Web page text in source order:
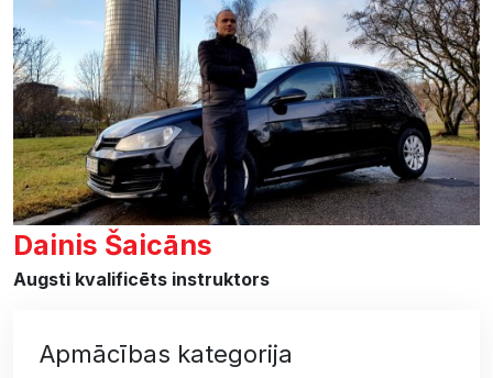
Dainis Šaicāns
Augsti kvalificēts instruktors
Apmācības kategorija